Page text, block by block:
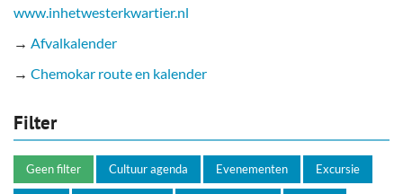
www.inhetwesterkwartier.nl
→ Afvalkalender
→ Chemokar route en kalender
Filter
Geen filter Cultuur agenda Evenementen Excursie